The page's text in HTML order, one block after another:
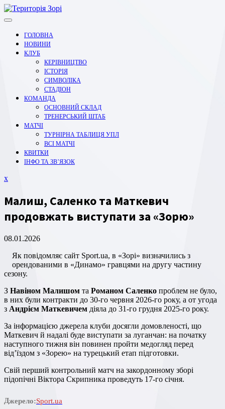
Перейти
до
ГОЛОВНА
НОВИНИ
КЛУБ
КЕРІВНИЦТВО
ІСТОРІЯ
СИМВОЛІКА
СТАДІОН
КОМАНДА
ОСНОВНИЙ СКЛАД
ТРЕНЕРСЬКИЙ ШТАБ
МАТЧІ
ТУРНІРНА ТАБЛИЦЯ УПЛ
ВСІ МАТЧІ
КВИТКИ
ІНФО ТА ЗВ’ЯЗОК
xЗакрити
Малиш, Саленко та Маткевич
продовжать виступати за «Зорю»
08.01.2026
Як повідомляє сайт Sport.ua, в «Зорі» визначились з
орендованими в «Динамо» гравцями на другу частину
сезону.
Навіном Малишом та Романом Саленко проблем не було,
в них були контракти до 30-го червня 2026-го року, а от угода
з Андрієм Маткевичем діяла до 31-го грудня 2025-го року.
За інформацією джерела клуби досягли домовленості, що
Маткевич й надалі буде виступати за луганчан: на початку
наступного тижня він повинен пройти медогляд перед
від’їздом з «Зорею» на турецький етап підготовки.
Свій перший контрольний матч на закордонному зборі
підопічні Віктора Скрипника проведуть 17-го січня.
Джерело:Sport.ua